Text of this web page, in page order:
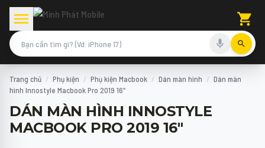
Trang chủ / Phụ kiện / Phụ kiện Macbook / Dán màn hình / Dán màn
hình Innostyle Macbook Pro 2019 16″
DÁN MÀN HÌNH INNOSTYLE
MACBOOK PRO 2019 16"